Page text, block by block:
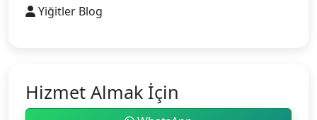
Yiğitler Blog
Hizmet Almak İçin